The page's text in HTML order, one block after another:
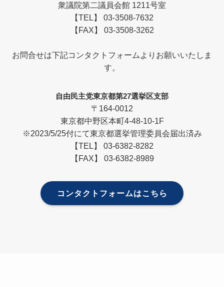
衆議院第二議員会館 1211号室
【TEL】 03-3508-7632
【FAX】 03-3508-3262
お問合せは下記コンタクトフォームよりお願いいたしま
す。
自由民主党東京都第27選挙区支部
〒164-0012
東京都中野区本町4-48-10-1F
※2023/5/25付にて東京都選挙管理委員会届出済み
【TEL】 03-6382-8282
【FAX】 03-6382-8989
コンタクトフォームはこちら